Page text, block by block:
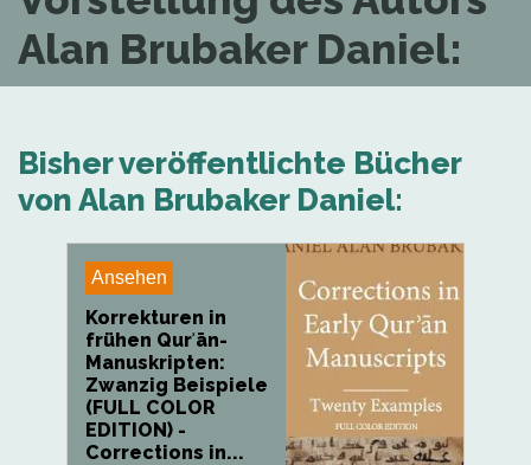
Alan Brubaker Daniel:
Bisher veröffentlichte Bücher
von Alan Brubaker Daniel:
Ansehen
Korrekturen in
frühen Qurʾān-
Manuskripten:
Zwanzig Beispiele
(FULL COLOR
EDITION) -
Corrections in...